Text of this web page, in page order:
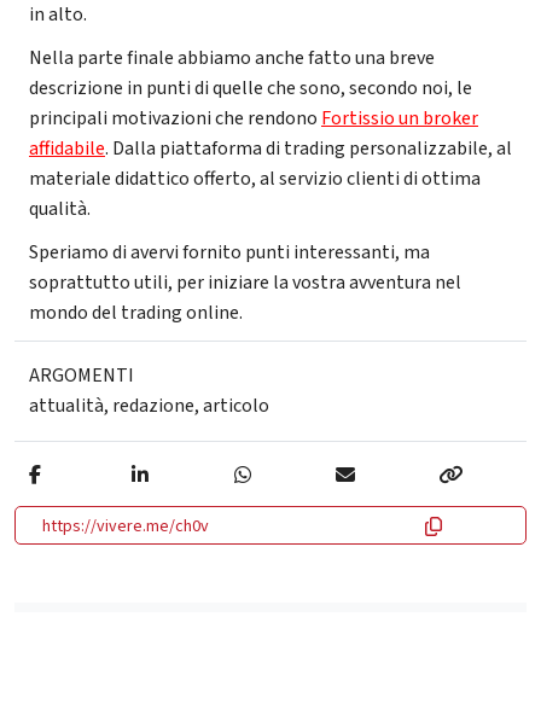
in alto.
Nella parte finale abbiamo anche fatto una breve
descrizione in punti di quelle che sono, secondo noi, le
principali motivazioni che rendono Fortissio un broker
affidabile. Dalla piattaforma di trading personalizzabile, al
materiale didattico offerto, al servizio clienti di ottima
qualità.
Speriamo di avervi fornito punti interessanti, ma
soprattutto utili, per iniziare la vostra avventura nel
mondo del trading online.
ARGOMENTI
attualità, redazione,articolo
https://vivere.me/ch0v